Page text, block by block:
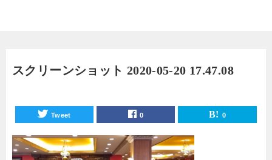
スクリーンショット 2020-05-20 17.47.08
Tweet 0 0